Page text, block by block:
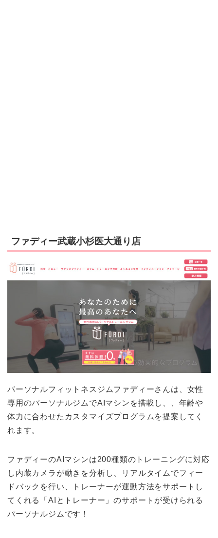
ファディー武蔵小杉医大通り店
パーソナルフィットネスジムファディーさんは、女性
専用のパーソナルジムでAIマシンを搭載し、、年齢や
体力に合わせたカスタマイズプログラムを提案してく
れます。
ファディーのAIマシンは200種類のトレーニングに対応
し内蔵カメラが動きを分析し、リアルタイムでフィー
ドバックを行い、トレーナーが運動方法をサポートし
てくれる「AIとトレーナー」のサポートが受けられる
パーソナルジムです！